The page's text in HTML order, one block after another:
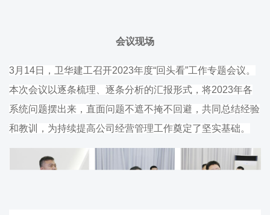
会议现场
3月14日，卫华建工召开2023年度“回头看”工作专题会议。
本次会议以逐条梳理、逐条分析的汇报形式，将2023年各
系统问题摆出来，直面问题不遮不掩不回避，共同总结经验
和教训，为持续提高公司经营管理工作奠定了坚实基础。